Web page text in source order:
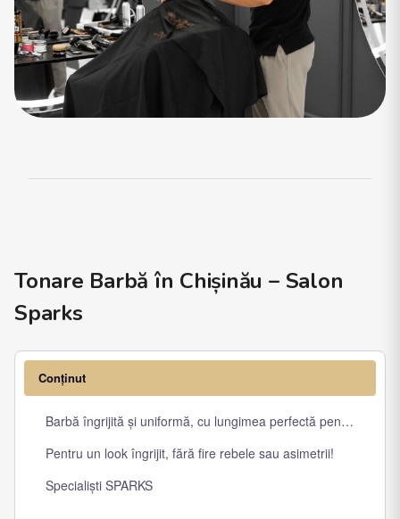
Tonare Barbă în Chișinău – Salon
Sparks
Conținut
Barbă îngrijită și uniformă, cu lungimea perfectă pentru stilul
Pentru un look îngrijit, fără fire rebele sau asimetrii!
Specialiști SPARKS